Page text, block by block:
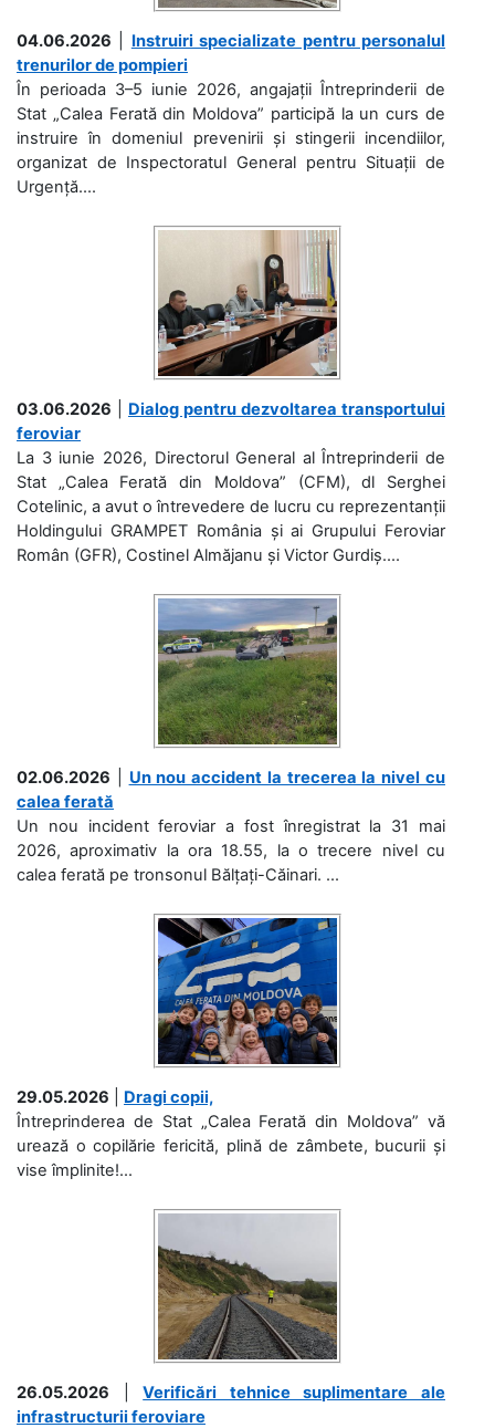
04.06.2026
Instruiri specializate pentru personalul
trenurilor de pompieri
În perioada 3–5 iunie 2026, angajații Întreprinderii de
Stat „Calea Ferată din Moldova” participă la un curs de
instruire în domeniul prevenirii și stingerii incendiilor,
organizat de Inspectoratul General pentru Situații de
Urgență....
03.06.2026
Dialog pentru dezvoltarea transportului
feroviar
La 3 iunie 2026, Directorul General al Întreprinderii de
Stat „Calea Ferată din Moldova” (CFM), dl Serghei
Cotelinic, a avut o întrevedere de lucru cu reprezentanții
Holdingului GRAMPET România și ai Grupului Feroviar
Român (GFR), Costinel Almăjanu și Victor Gurdiș....
02.06.2026
Un nou accident la trecerea la nivel cu
calea ferată
Un nou incident feroviar a fost înregistrat la 31 mai
2026, aproximativ la ora 18.55, la o trecere nivel cu
calea ferată pe tronsonul Bălțați-Căinari. ...
29.05.2026
Dragi copii,
Întreprinderea de Stat „Calea Ferată din Moldova” vă
urează o copilărie fericită, plină de zâmbete, bucurii și
vise împlinite!...
26.05.2026 |Verificări tehnice suplimentare ale
infrastructurii feroviare